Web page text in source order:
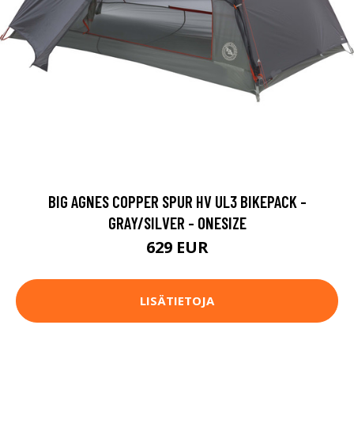
BIG AGNES COPPER SPUR HV UL3 BIKEPACK -
GRAY/SILVER - ONESIZE
629 EUR
LISÄTIETOJA